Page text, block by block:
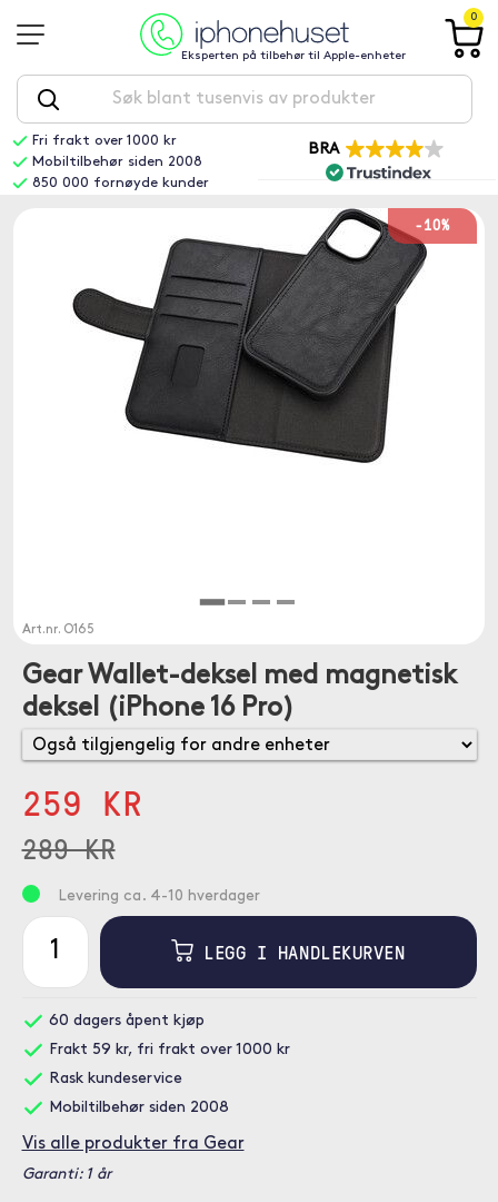
Eksperten på tilbehør til Apple-enheter
0
Fri frakt over 1000 kr
Mobiltilbehør siden 2008
850 000 fornøyde kunder
BRA
-10%
Art.nr. O165
Gear Wallet-deksel med magnetisk
deksel (iPhone 16 Pro)
259 KR
289 KR
Levering ca. 4-10 hverdager
LEGG I HANDLEKURVEN
60 dagers åpent kjøp
Frakt 59 kr, fri frakt over 1000 kr
Rask kundeservice
Mobiltilbehør siden 2008
Vis alle produkter fra Gear
Garanti: 1 år